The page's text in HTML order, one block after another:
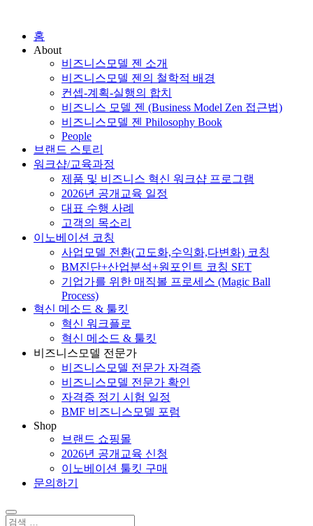
홈
About
비즈니스모델 젠 소개
비즈니스모델 젠의 철학적 배경
컨셉-계획-실행의 합치
비즈니스 모델 젠 (Business Model Zen 접근법)
비즈니스모델 젠 Philosophy Book
People
브랜드 스토리
워크샵/교육과정
제품 및 비즈니스 혁신 워크샵 프로그램
2026년 공개교육 일정
대표 수행 사례
고객의 목소리
이노베이션 코칭
사업모델 전환(고도화,수익화,다변화) 코칭
BM진단+산업분석+원포인트 코칭 SET
기업가를 위한 매직볼 프로세스 (Magic Ball
Process)
혁신 메소드 & 툴킷
혁신 워크플로
혁신 메소드 & 툴킷
비즈니스모델 전문가
비즈니스모델 전문가 자격증
비즈니스모델 전문가 확인
자격증 정기 시험 일정
BMF 비즈니스모델 포럼
Shop
브랜드 쇼핑몰
2026년 공개교육 신청
이노베이션 툴킷 구매
문의하기